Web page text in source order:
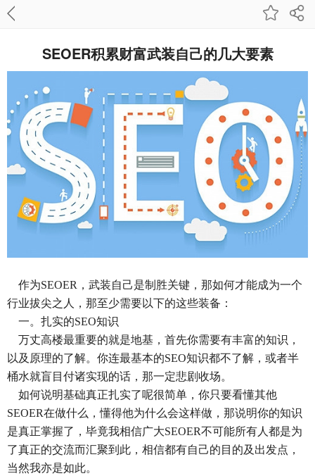
SEOER积累财富武装自己的几大要素
作为SEOER，武装自己是制胜关键，那如何才能成为一个
行业拔尖之人，那至少需要以下的这些装备：
一。扎实的SEO知识
万丈高楼最重要的就是地基，首先你需要有丰富的知识，
以及原理的了解。你连最基本的SEO知识都不了解，或者半
桶水就盲目付诸实现的话，那一定悲剧收场。
如何说明基础真正扎实了呢很简单，你只要看懂其他
SEOER在做什么，懂得他为什么会这样做，那说明你的知识
是真正掌握了，毕竟我相信广大SEOER不可能所有人都是为
了真正的交流而汇聚到此，相信都有自己的目的及出发点，
当然我亦是如此。